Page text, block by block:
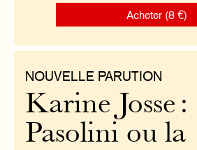
Acheter (8 €)
NOUVELLE PARUTION
Karine Josse :
Pasolini ou la